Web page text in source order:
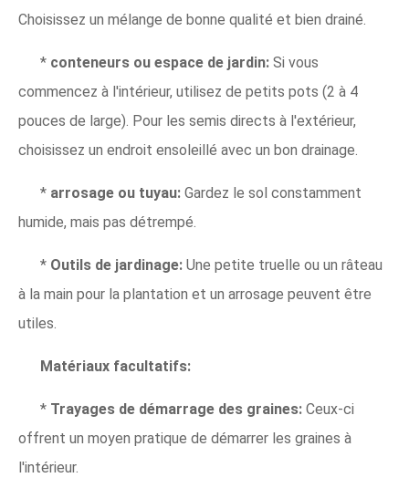
Choisissez un mélange de bonne qualité et bien drainé.
* conteneurs ou espace de jardin: Si vous
commencez à l'intérieur, utilisez de petits pots (2 à 4
pouces de large). Pour les semis directs à l'extérieur,
choisissez un endroit ensoleillé avec un bon drainage.
* arrosage ou tuyau: Gardez le sol constamment
humide, mais pas détrempé.
* Outils de jardinage: Une petite truelle ou un râteau
à la main pour la plantation et un arrosage peuvent être
utiles.
Matériaux facultatifs:
* Trayages de démarrage des graines: Ceux-ci
offrent un moyen pratique de démarrer les graines à
l'intérieur.